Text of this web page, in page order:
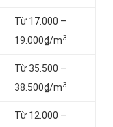
Từ 17.000 –
19.000₫/m3
Từ 35.500 –
38.500₫/m3
Từ 12.000 –